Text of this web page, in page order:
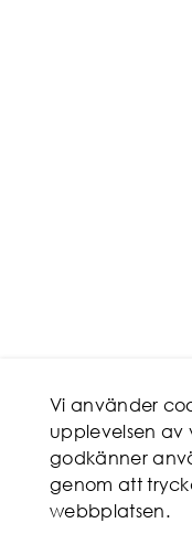
Vi använder
upplevelsen av
godkänner
genom att
webbplatsen.